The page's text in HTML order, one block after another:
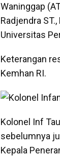
Waninggap
Radjendra
Universitas
Keterangan
Kemhan RI.
Kolonel Inf
sebelumnya
Kepala